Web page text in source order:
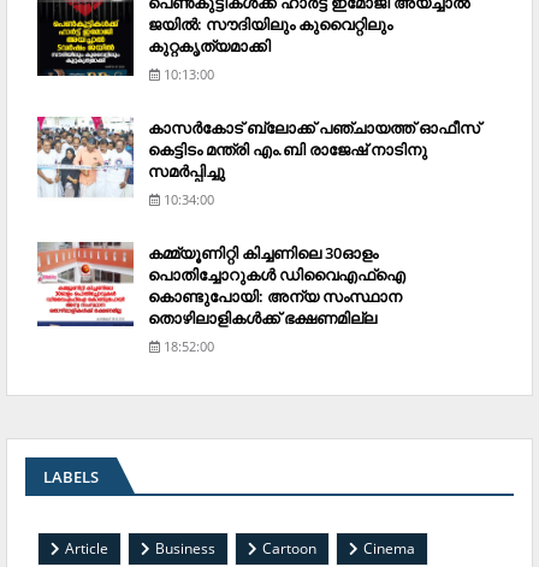
ജയില്‍: സൗദിയിലും കുവൈറ്റിലും
കുറ്റകൃത്യമാക്കി
10:13:00
കാസര്‍കോട് ബ്ലോക്ക് പഞ്ചായത്ത് ഓഫീസ്
കെട്ടിടം മന്ത്രി എം.ബി രാജേഷ് നാടിനു
സമര്‍പ്പിച്ചു
10:34:00
കമ്മ്യൂണിറ്റി കിച്ചണിലെ 30ഓളം
പൊതിച്ചോറുകള്‍ ഡിവൈഎഫ്‌ഐ
കൊണ്ടുപോയി: അന്യ സംസ്ഥാന
തൊഴിലാളികള്‍ക്ക് ഭക്ഷണമില്ല
18:52:00
LABELS
Article Business Cartoon
Cinema